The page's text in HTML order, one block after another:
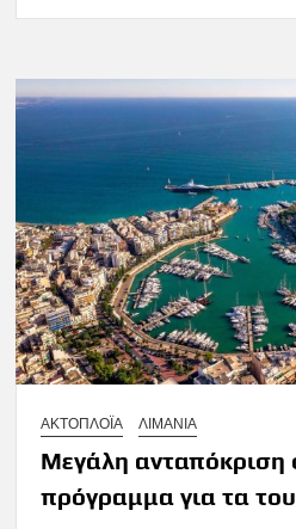
ΑΚΤΟΠΛΟΪΑ ΛΙΜΑΝΙΑ
Μεγάλη ανταπόκριση
πρόγραμμα για τα